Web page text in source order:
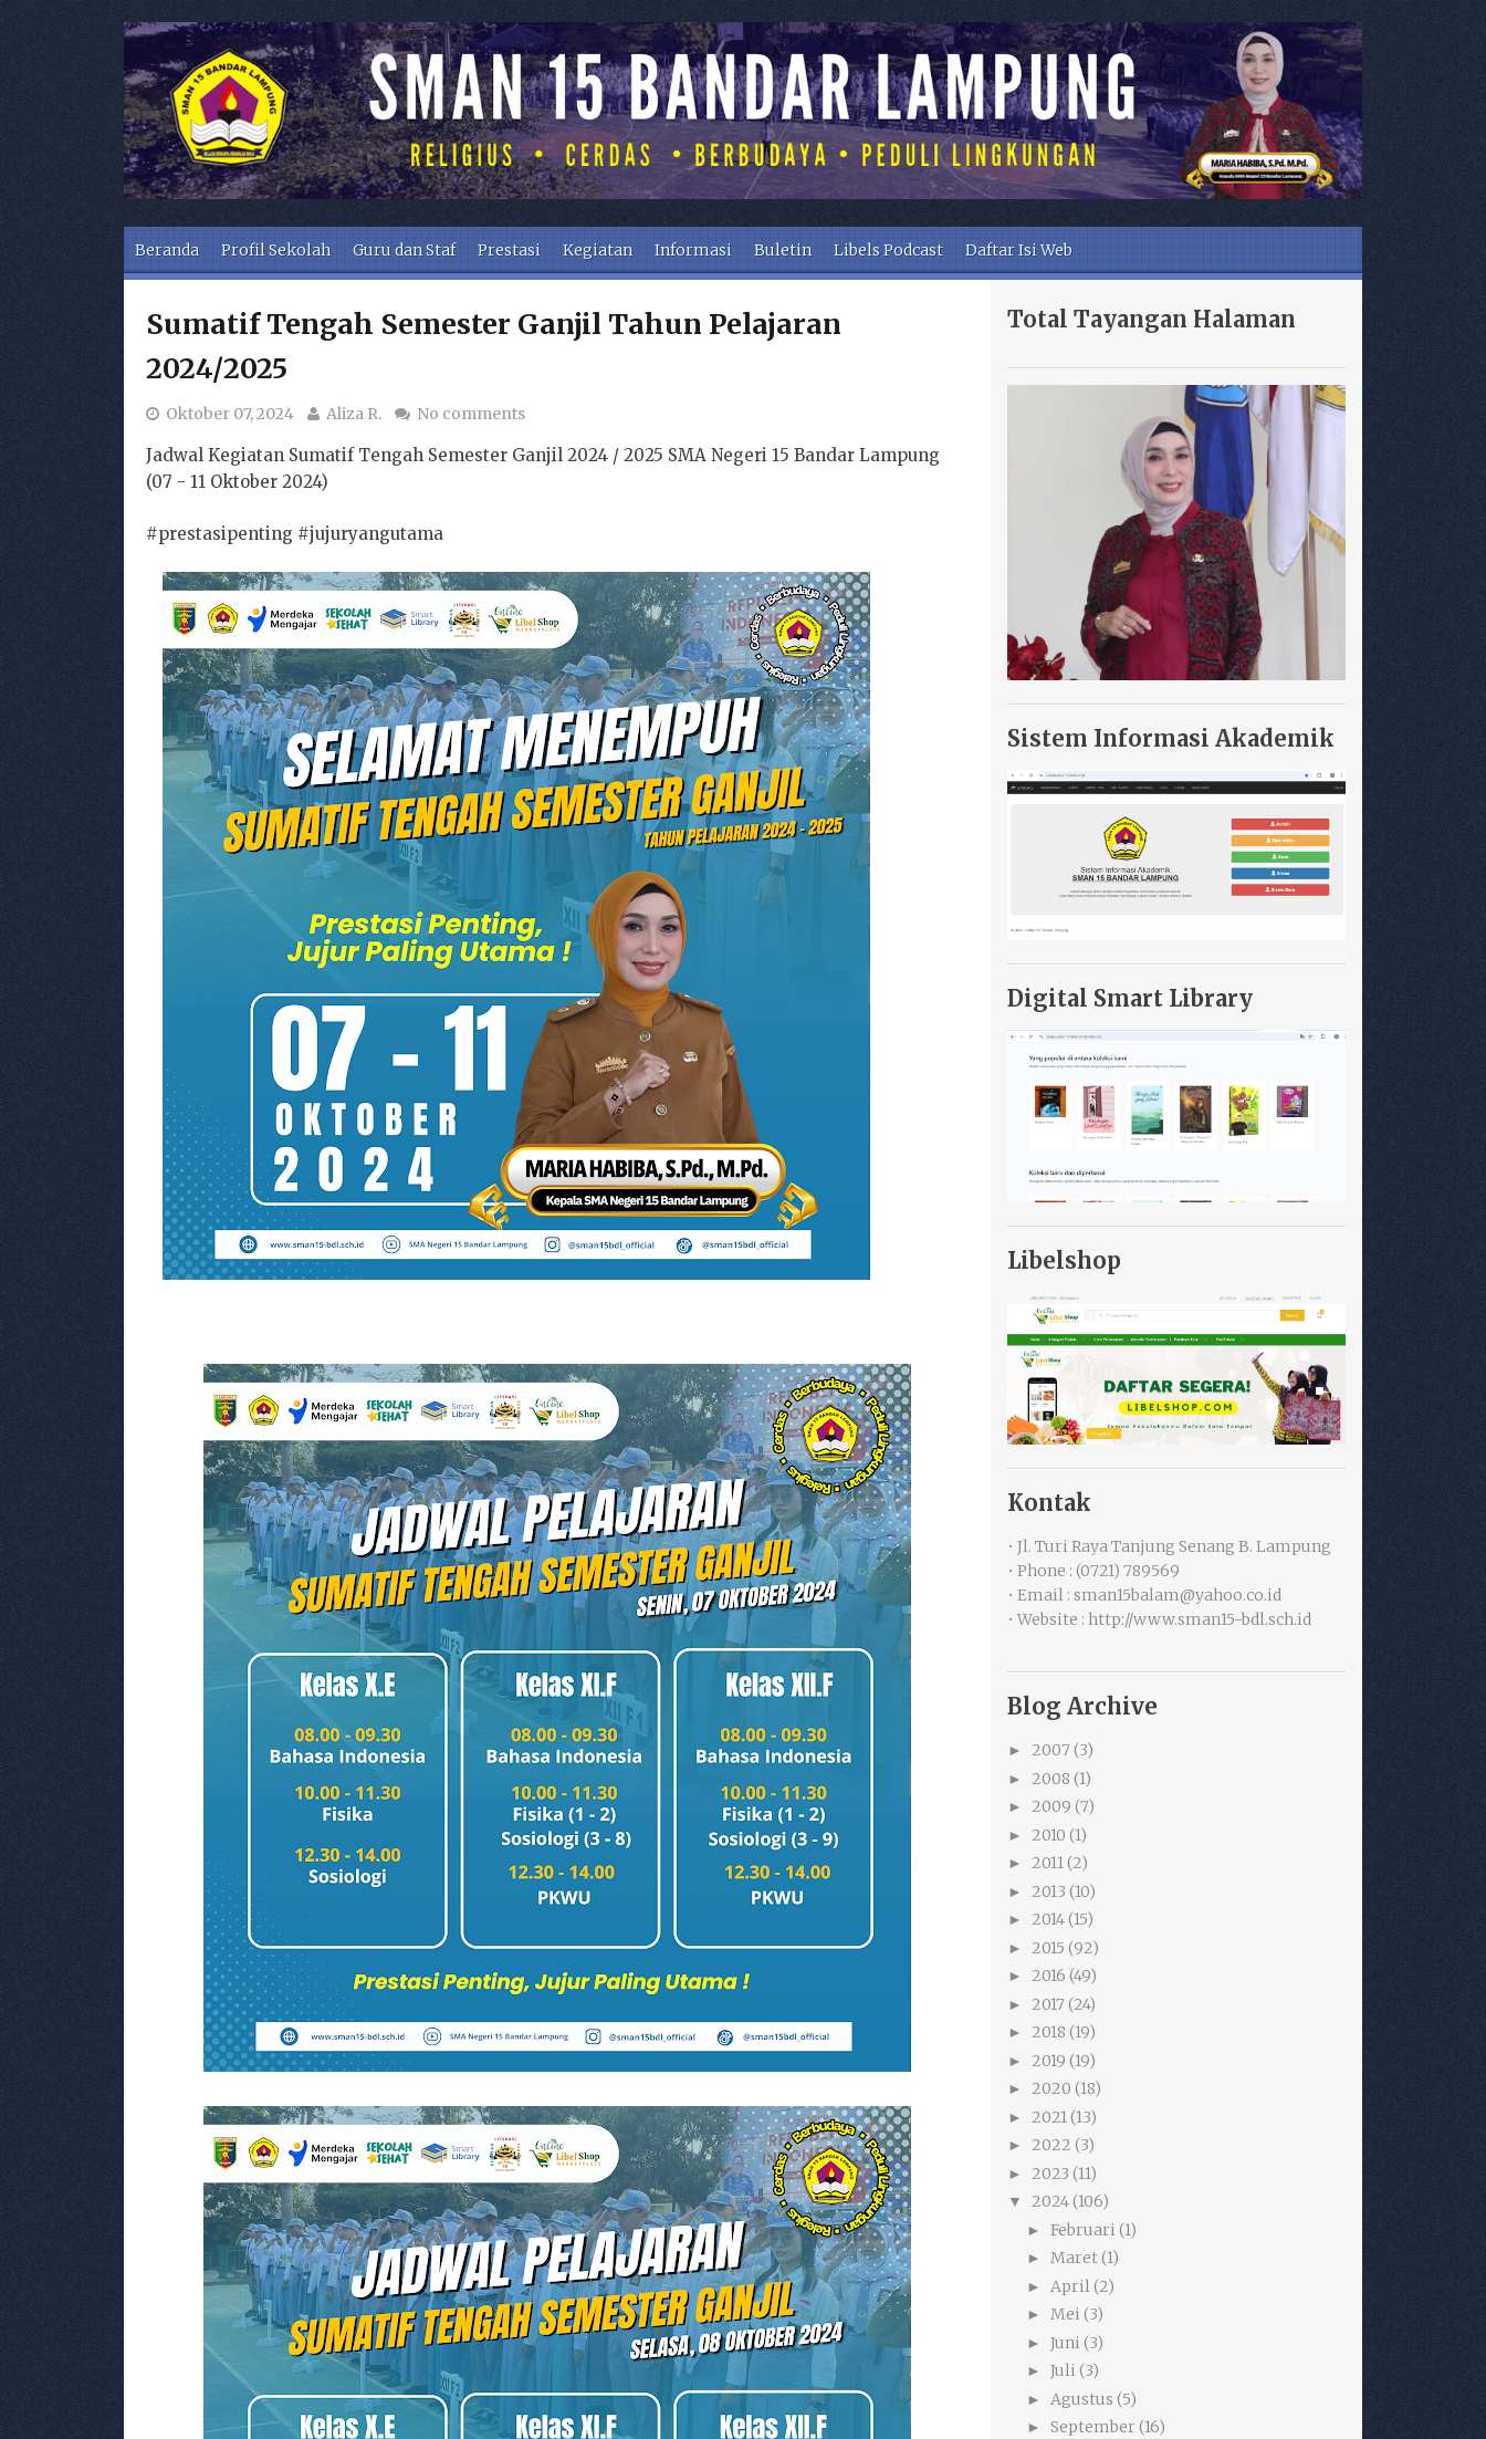
Skip to content
Beranda Profil Sekolah Guru dan Staf Prestasi Kegiatan Informasi Buletin Libels Podcast Daftar Isi Web
Sumatif Tengah Semester Ganjil Tahun Pelajaran
2024/2025
Oktober 07, 2024 Aliza R. No comments
Jadwal Kegiatan Sumatif Tengah Semester Ganjil 2024 / 2025 SMA Negeri 15 Bandar Lampung
(07 - 11 Oktober 2024)
#prestasipenting #jujuryangutama
Total Tayangan Halaman
Sistem Informasi Akademik
Digital Smart Library
Libelshop
Kontak
• Jl. Turi Raya Tanjung Senang B. Lampung
• Phone : (0721) 789569
• Email : sman15balam@yahoo.co.id
• Website : http://www.sman15-bdl.sch.id
Blog Archive
► 2007 (3)
► 2008 (1)
► 2009 (7)
► 2010 (1)
► 2011(2)
► 2013 (10)
► 2014(15)
► 2015 (92)
► 2016 (49)
► 2017 (24)
► 2018 (19)
► 2019 (19)
► 2020 (18)
► 2021(13)
► 2022 (3)
► 2023 (11)
▼ 2024(106)
► Februari (1)
► Maret(1)
► April(2)
► Mei (3)
► Juni (3)
► Juli (3)
► Agustus (5)
► September (16)